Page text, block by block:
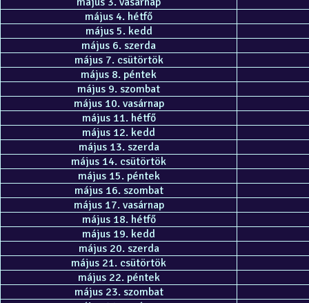
május 4. hétfő
május 5. kedd
május 6. szerda
május 7. csütörtök
május 8. péntek
május 9. szombat
május 10. vasárnap
május 11. hétfő
május 12. kedd
május 13. szerda
május 14. csütörtök
május 15. péntek
május 16. szombat
május 17. vasárnap
május 18. hétfő
május 19. kedd
május 20. szerda
május 21. csütörtök
május 22. péntek
május 23. szombat